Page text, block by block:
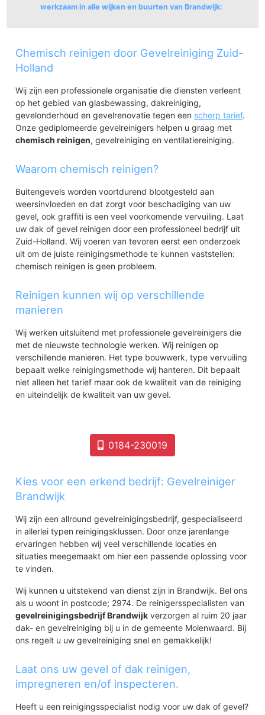
werkzaam in alle wijken en buurten van Brandwijk:
Brandwijk
Gijbeland
Chemisch reinigen door Gevelreiniging Zuid-
Holland
Wij zijn een professionele organisatie die diensten verleent
op het gebied van glasbewassing, dakreiniging,
gevelonderhoud en gevelrenovatie tegen een scherp tarief.
Onze gediplomeerde gevelreinigers helpen u graag met
chemisch reinigen, gevelreiniging en ventilatiereiniging.
Waarom chemisch reinigen?
Buitengevels worden voortdurend blootgesteld aan
weersinvloeden en dat zorgt voor beschadiging van uw
gevel, ook graffiti is een veel voorkomende vervuiling. Laat
uw dak of gevel reinigen door een professioneel bedrijf uit
Zuid-Holland. Wij voeren van tevoren eerst een onderzoek
uit om de juiste reinigingsmethode te kunnen vaststellen:
chemisch reinigen is geen probleem.
Reinigen kunnen wij op verschillende
manieren
Wij werken uitsluitend met professionele gevelreinigers die
met de nieuwste technologie werken. Wij reinigen op
verschillende manieren. Het type bouwwerk, type vervuiling
bepaalt welke reinigingsmethode wij hanteren. Dit bepaalt
niet alleen het tarief maar ook de kwaliteit van de reiniging
en uiteindelijk de kwaliteit van uw gevel.
0184-230019
Kies voor een erkend bedrijf: Gevelreiniger
Brandwijk
Wij zijn een allround gevelreinigingsbedrijf, gespecialiseerd
in allerlei typen reinigingsklussen. Door onze jarenlange
ervaringen hebben wij veel verschillende locaties en
situaties meegemaakt om hier een passende oplossing voor
te vinden.
Wij kunnen u uitstekend van dienst zijn in Brandwijk. Bel ons
als u woont in postcode; 2974. De reinigersspecialisten van
gevelreinigingsbedrijf Brandwijk verzorgen al ruim 20 jaar
dak- en gevelreiniging bij u in de gemeente Molenwaard. Bij
ons regelt u uw gevelreiniging snel en gemakkelijk!
Laat ons uw gevel of dak reinigen,
impregneren en/of inspecteren.
Heeft u een reinigingsspecialist nodig voor uw dak of gevel?